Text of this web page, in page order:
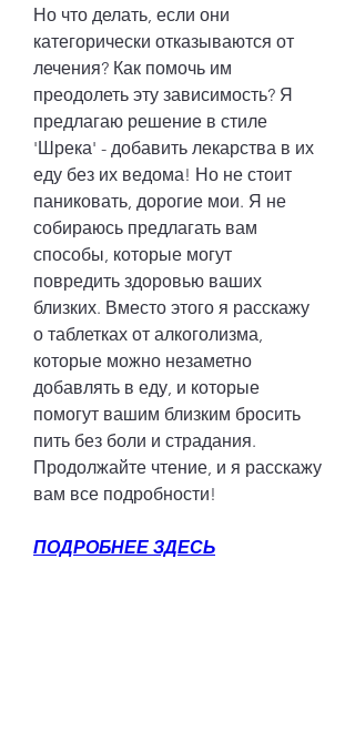
Но что делать, если они
категорически отказываются от
лечения? Как помочь им
преодолеть эту зависимость? Я
предлагаю решение в стиле
'Шрека' - добавить лекарства в их
еду без их ведома! Но не стоит
паниковать, дорогие мои. Я не
собираюсь предлагать вам
способы, которые могут
повредить здоровью ваших
близких. Вместо этого я расскажу
о таблетках от алкоголизма,
которые можно незаметно
добавлять в еду, и которые
помогут вашим близким бросить
пить без боли и страдания.
Продолжайте чтение, и я расскажу
вам все подробности!
ПОДРОБНЕЕ ЗДЕСЬ